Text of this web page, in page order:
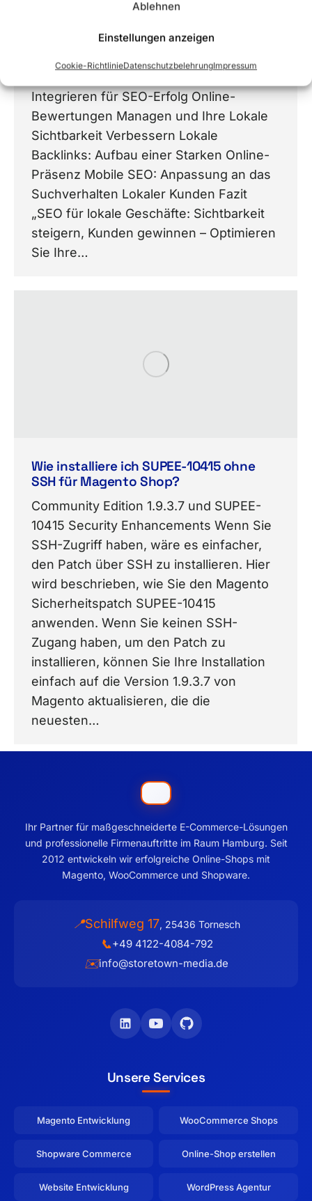
Ablehnen
Einstellungen anzeigen
Cookie-RichtlinieDatenschutzbelehrungImpressum
Kleinunternehmen Schritte zur
Integrieren für SEO-Erfolg Online-
Bewertungen Managen und Ihre Lokale
Sichtbarkeit Verbessern Lokale
Backlinks: Aufbau einer Starken Online-
Präsenz Mobile SEO: Anpassung an das
Suchverhalten Lokaler Kunden Fazit
„SEO für lokale Geschäfte: Sichtbarkeit
steigern, Kunden gewinnen – Optimieren
Sie Ihre…
Wie installiere ich SUPEE-10415 ohne
SSH für Magento Shop?
Community Edition 1.9.3.7 und SUPEE-
10415 Security Enhancements Wenn Sie
SSH-Zugriff haben, wäre es einfacher,
den Patch über SSH zu installieren. Hier
wird beschrieben, wie Sie den Magento
Sicherheitspatch SUPEE-10415
anwenden. Wenn Sie keinen SSH-
Zugang haben, um den Patch zu
installieren, können Sie Ihre Installation
einfach auf die Version 1.9.3.7 von
Magento aktualisieren, die die
neuesten…
Ihr Partner für maßgeschneiderte E-Commerce-Lösungen
und professionelle Firmenauftritte im Raum Hamburg. Seit
2012 entwickeln wir erfolgreiche Online-Shops mit
Magento, WooCommerce und Shopware.
📍Schilfweg 17, 25436 Tornesch
📞+49 4122-4084-792
✉️info@storetown-media.de
Unsere Services
Magento Entwicklung WooCommerce Shops
Shopware Commerce Online-Shop erstellen
Website Entwicklung WordPress Agentur